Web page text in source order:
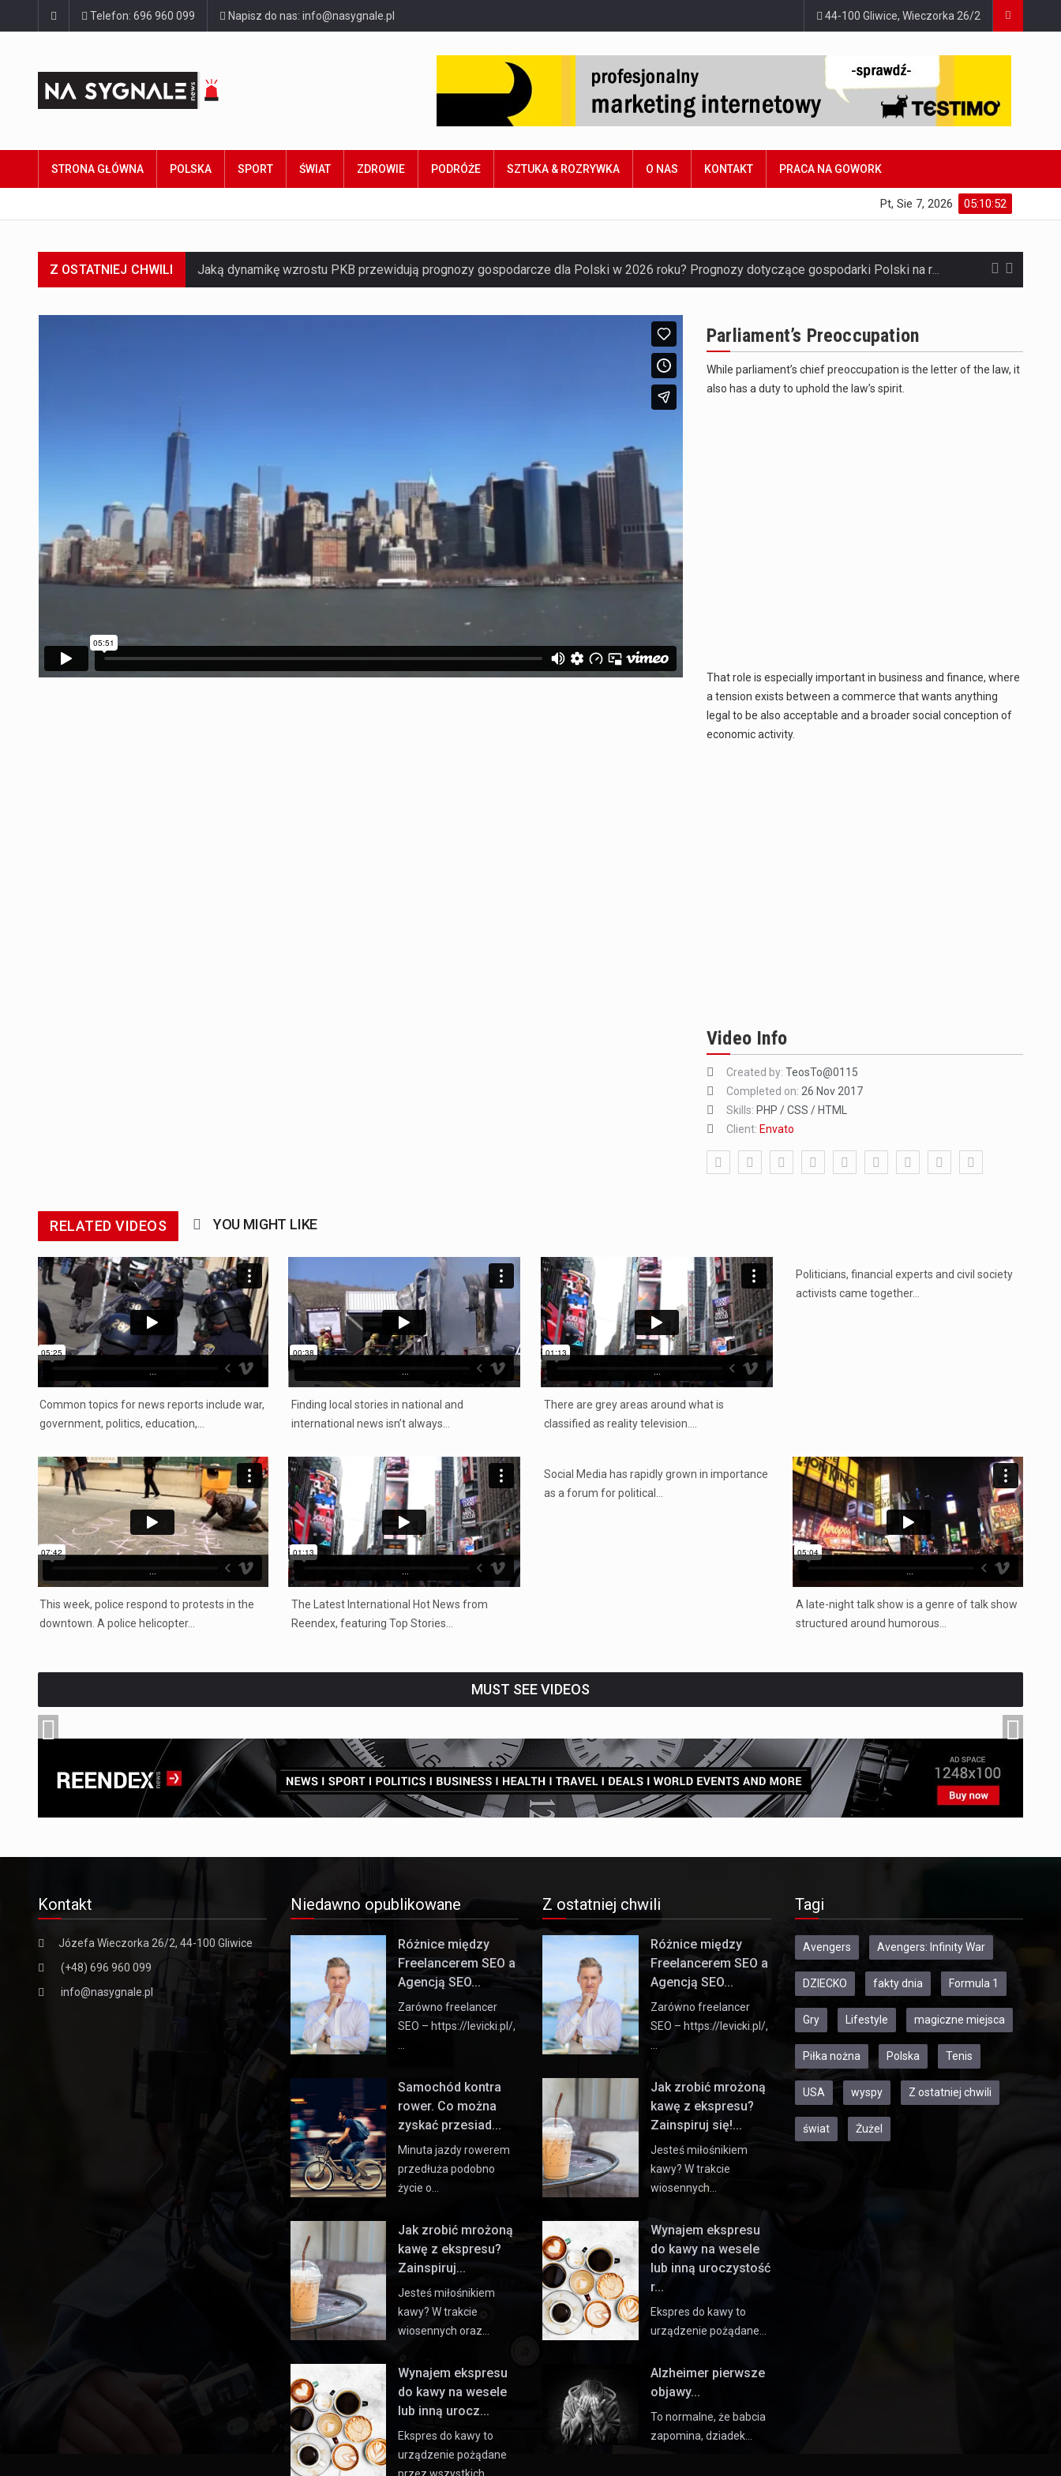
Telefon: 696 960 099 Napisz do nas: info@nasygnale.pl 44-100 Gliwice, Wieczorka 26/2
STRONA GŁÓWNA POLSKA SPORT ŚWIAT ZDROWIE PODRÓŻE SZTUKA & ROZRYWKA O NAS KONTAKT PRACA NA GOWORK
05:10:53
Pt, Sie 7, 2026
Z OSTATNIEJ CHWILI Jaką dynamikę wzrostu PKB przewidują prognozy gospodarcze dla Polski w 2026 roku? Prognozy dotyczące gospodarki Polski na rok 2026 sugerują, że Produkt Krajowy Brutto (PKB)…
Parliament’s Preoccupation
While parliament’s chief preoccupation is the letter of the law, it
also has a duty to uphold the law’s spirit.
That role is especially important in business and finance, where
a tension exists between a commerce that wants anything
legal to be also acceptable and a broader social conception of
economic activity.
Video Info
Created by: TeosTo@0115
Completed on: 26 Nov 2017
Skills: PHP / CSS / HTML
Client: Envato
RELATED VIDEOS YOU MIGHT LIKE
...
Common topics for news reports include war,
government, politics, education,…
...
Finding local stories in national and
international news isn’t always…
...
There are grey areas around what is
classified as reality television.…
Politicians, financial experts and civil society
activists came together…
...
This week, police respond to protests in the
downtown. A police helicopter…
...
The Latest International Hot News from
Reendex, featuring Top Stories…
Social Media has rapidly grown in importance
as a forum for political…
...
A late-night talk show is a genre of talk show
structured around humorous…
MUST SEE VIDEOS
Kontakt
Józefa Wieczorka 26/2, 44-100 Gliwice
(+48) 696 960 099
info@nasygnale.pl
Niedawno opublikowane
Różnice między
Freelancerem SEO a
Agencją SEO...
Zarówno freelancer
SEO – https://levicki.pl/,
…
Samochód kontra
rower. Co można
zyskać przesiad...
Minuta jazdy rowerem
przedłuża podobno
życie o…
Jak zrobić mrożoną
kawę z ekspresu?
Zainspiruj...
Jesteś miłośnikiem
kawy? W trakcie
wiosennych oraz…
Wynajem ekspresu
do kawy na wesele
lub inną urocz...
Ekspres do kawy to
urządzenie pożądane
Z ostatniej chwili
Różnice między
Freelancerem SEO a
Agencją SEO...
Zarówno freelancer
SEO – https://levicki.pl/,
…
Jak zrobić mrożoną
kawę z ekspresu?
Zainspiruj się!...
Jesteś miłośnikiem
kawy? W trakcie
wiosennych…
Wynajem ekspresu
do kawy na wesele
lub inną uroczystość
r...
Ekspres do kawy to
urządzenie pożądane…
Alzheimer pierwsze
objawy...
To normalne, że babcia
zapomina, dziadek…
Tagi
Avengers Avengers: Infinity War
DZIECKO fakty dnia Formula 1
Gry Lifestyle magiczne miejsca
Piłka nożna Polska Tenis
USA wyspy Z ostatniej chwili
świat Żużel